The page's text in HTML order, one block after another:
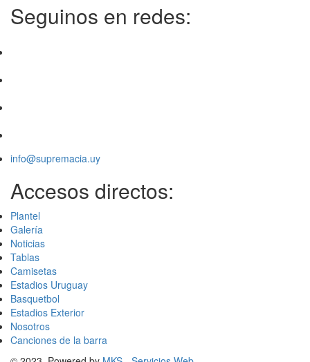
Seguinos en redes:
info@supremacia.uy
Accesos directos:
Plantel
Galería
Noticias
Tablas
Camisetas
Estadios Uruguay
Basquetbol
Estadios Exterior
Nosotros
Canciones de la barra